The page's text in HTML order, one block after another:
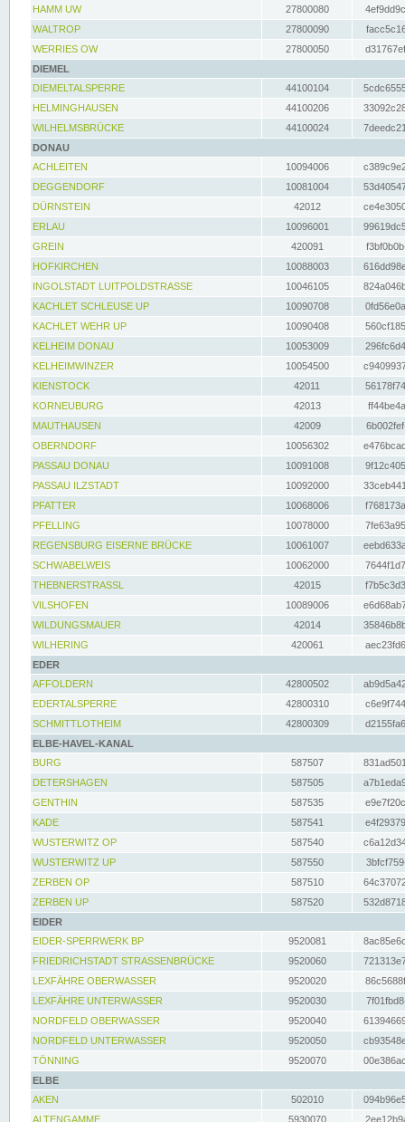
HAMM UW
27800080
WALTROP
27800090
WERRIES OW
27800050
DIEMEL
DIEMELTALSPERRE
44100104
HELMINGHAUSEN
44100206
WILHELMSBRÜCKE
44100024
DONAU
ACHLEITEN
10094006
DEGGENDORF
10081004
DÜRNSTEIN
42012
ERLAU
10096001
GREIN
420091
HOFKIRCHEN
10088003
INGOLSTADT LUITPOLDSTRASSE
10046105
KACHLET SCHLEUSE UP
10090708
KACHLET WEHR UP
10090408
KELHEIM DONAU
10053009
KELHEIMWINZER
10054500
KIENSTOCK
42011
KORNEUBURG
42013
MAUTHAUSEN
42009
OBERNDORF
10056302
PASSAU DONAU
10091008
PASSAU ILZSTADT
10092000
PFATTER
10068006
PFELLING
10078000
REGENSBURG EISERNE BRÜCKE
10061007
SCHWABELWEIS
10062000
THEBNERSTRASSL
42015
VILSHOFEN
10089006
WILDUNGSMAUER
42014
WILHERING
420061
EDER
AFFOLDERN
42800502
EDERTALSPERRE
42800310
SCHMITTLOTHEIM
42800309
ELBE-HAVEL-KANAL
BURG
587507
DETERSHAGEN
587505
GENTHIN
587535
KADE
587541
WUSTERWITZ OP
587540
WUSTERWITZ UP
587550
ZERBEN OP
587510
ZERBEN UP
587520
EIDER
EIDER-SPERRWERK BP
9520081
FRIEDRICHSTADT STRASSENBRÜCKE
9520060
LEXFÄHRE OBERWASSER
9520020
LEXFÄHRE UNTERWASSER
9520030
NORDFELD OBERWASSER
9520040
NORDFELD UNTERWASSER
9520050
TÖNNING
9520070
ELBE
AKEN
502010
ALTENGAMME
5930070